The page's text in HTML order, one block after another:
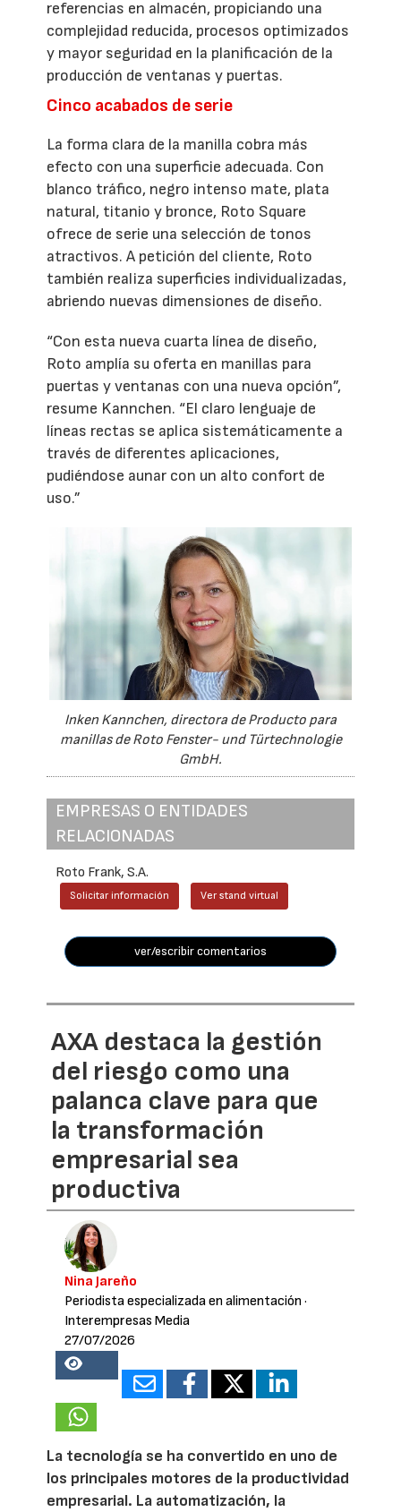
referencias en almacén, propiciando una
complejidad reducida, procesos optimizados
y mayor seguridad en la planificación de la
producción de ventanas y puertas.
Cinco acabados de serie
La forma clara de la manilla cobra más
efecto con una superficie adecuada. Con
blanco tráfico, negro intenso mate, plata
natural, titanio y bronce, Roto Square
ofrece de serie una selección de tonos
atractivos. A petición del cliente, Roto
también realiza superficies individualizadas,
abriendo nuevas dimensiones de diseño.
“Con esta nueva cuarta línea de diseño,
Roto amplía su oferta en manillas para
puertas y ventanas con una nueva opción”,
resume Kannchen. “El claro lenguaje de
líneas rectas se aplica sistemáticamente a
través de diferentes aplicaciones,
pudiéndose aunar con un alto confort de
uso.”
Inken Kannchen, directora de Producto para
manillas de Roto Fenster- und Türtechnologie
GmbH.
EMPRESAS O ENTIDADES
RELACIONADAS
Roto Frank, S.A.
Solicitar información Ver stand virtual
ver/escribir comentarios
AXA destaca la gestión
del riesgo como una
palanca clave para que
la transformación
empresarial sea
productiva
Nina Jareño
Periodista especializada en alimentación ·
Interempresas Media
27/07/2026
18329
La tecnología se ha convertido en uno de
los principales motores de la productividad
empresarial. La automatización, la